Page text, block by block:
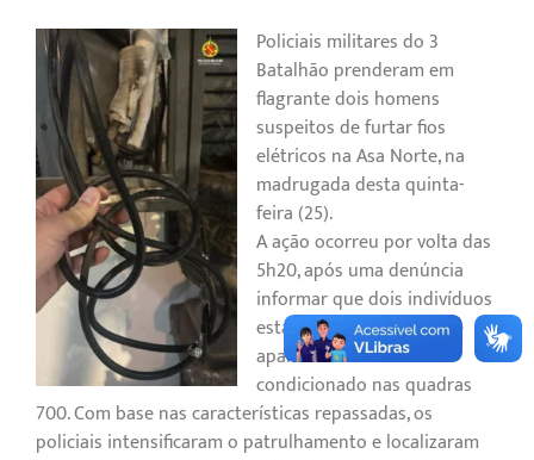
Policiais militares do 3º
Batalhão prenderam em
flagrante dois homens
suspeitos de furtar fios
elétricos na Asa Norte, na
madrugada desta quinta-
feira (25).
A ação ocorreu por volta das
5h20, após uma denúncia
informar que dois indivíduos
estariam furtando fios de
aparelhos de ar-
condicionado nas quadras
700. Com base nas características repassadas, os
policiais intensificaram o patrulhamento e localizaram